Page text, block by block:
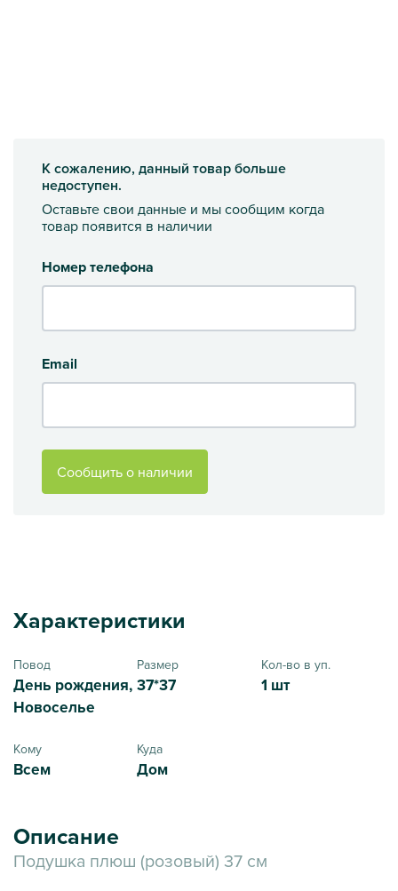
К сожалению, данный товар больше
недоступен.
Оставьте свои данные и мы сообщим когда
товар появится в наличии
Номер телефона
Email
Сообщить о наличии
Характеристики
Повод
День рождения,
Новоселье
Размер
37*37
Кол-во в уп.
1 шт
Кому
Всем
Куда
Дом
Описание
Подушка плюш (розовый) 37 см